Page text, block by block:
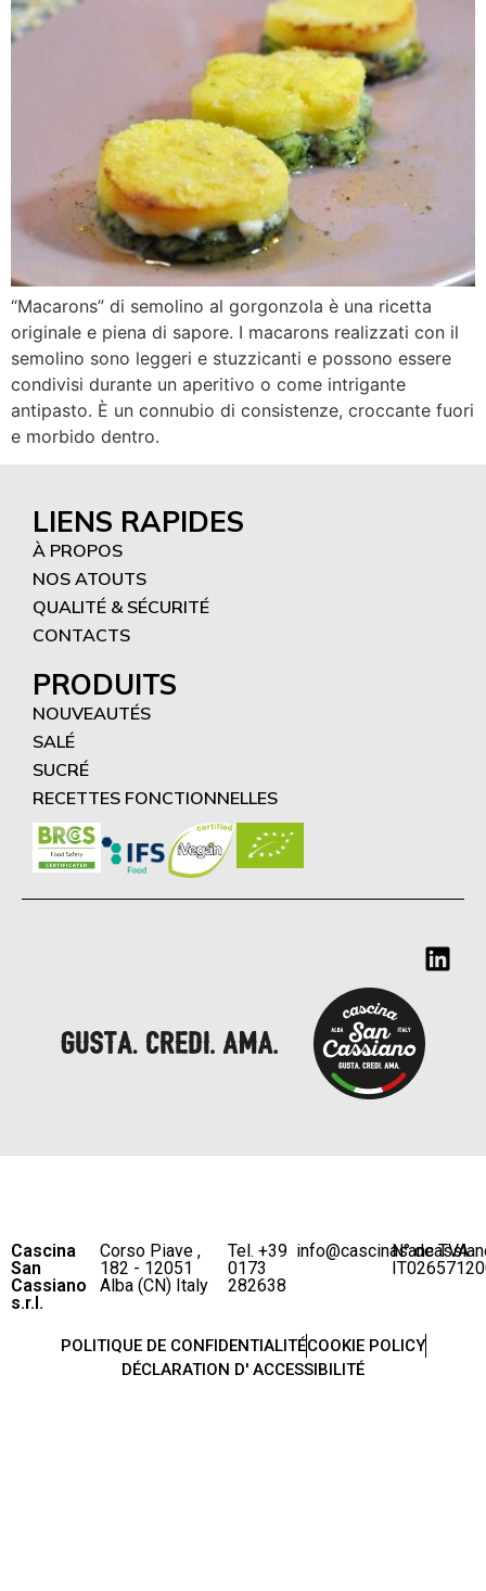
“Macarons” di semolino al gorgonzola è una ricetta
originale e piena di sapore. I macarons realizzati con il
semolino sono leggeri e stuzzicanti e possono essere
condivisi durante un aperitivo o come intrigante
antipasto. È un connubio di consistenze, croccante fuori
e morbido dentro.
LIENS RAPIDES
À PROPOS
NOS ATOUTS
QUALITÉ & SÉCURITÉ
CONTACTS
PRODUITS
NOUVEAUTÉS
SALÉ
SUCRÉ
RECETTES FONCTIONNELLES
Cascina
San
Cassiano
s.r.l.
Corso Piave ,
182 - 12051
Alba (CN) Italy
Tel. +39
0173
282638
N° de TVA
POLITIQUE DE CONFIDENTIALITÉCOOKIE POLICY
DÉCLARATION D' ACCESSIBILITÉ